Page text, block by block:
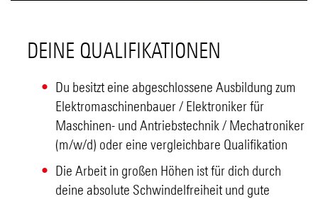
DEINE QUALIFIKATIONEN
Du besitzt eine abgeschlossene Ausbildung zum
Elektromaschinenbauer / Elektroniker für
Maschinen- und Antriebstechnik / Mechatroniker
(m/w/d) oder eine vergleichbare Qualifikation
Die Arbeit in großen Höhen ist für dich durch
deine absolute Schwindelfreiheit und gute